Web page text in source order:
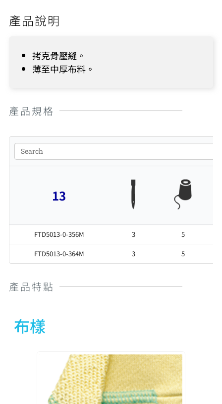
產品說明
拷克骨壓縫。
薄至中厚布料。
產品規格
13
FTD5013-0-356M 3 5
FTD5013-0-364M 3 5
產品特點
布樣